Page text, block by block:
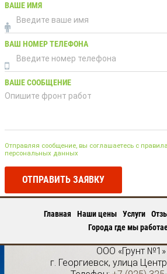
ВАШЕ ИМЯ
ВАШ НОМЕР ТЕЛЕФОНА
ВАШЕ СООБЩЕНИЕ
Отправляя сообщение, вы соглашаетесь с
персональных данных
ОТПРАВИТЬ ЗАЯВКУ
Главная Наши цены Услуги
Города где мы
ООО «Грунт №1»
г. Георгиевск, улица